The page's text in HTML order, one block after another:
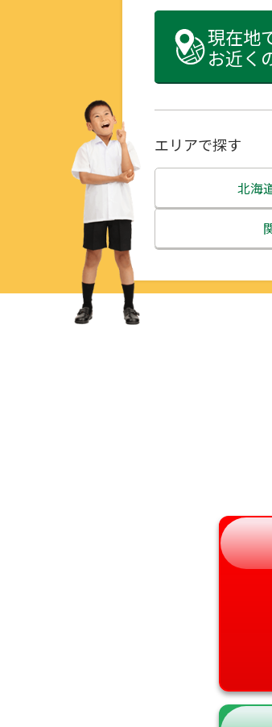
現在地
お近く
エリアで探す
北海